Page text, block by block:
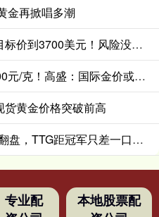
金再掀唱多潮
怀远策略 华尔街上调黄金目标价到3700美元！风险没这么快消停
大福证券 黄金饰品突破1000元/克！高盛：国际金价或升破4200美元/盎司！
黄金价格突破前高
盈富优配 先夺赛点仍被AG翻盘，TTG距冠军只差一口气？_Ming_决赛_Fly
专业配
本地股票配